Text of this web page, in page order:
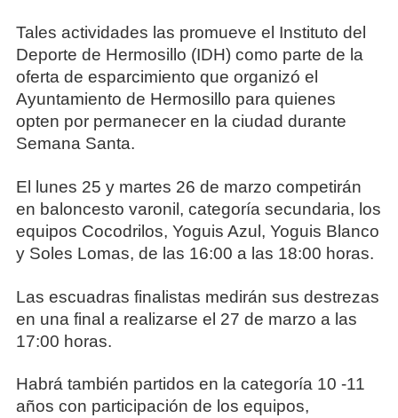
Tales actividades las promueve el Instituto del
Deporte de Hermosillo (IDH) como parte de la
oferta de esparcimiento que organizó el
Ayuntamiento de Hermosillo para quienes
opten por permanecer en la ciudad durante
Semana Santa.
El lunes 25 y martes 26 de marzo competirán
en baloncesto varonil, categoría secundaria, los
equipos Cocodrilos, Yoguis Azul, Yoguis Blanco
y Soles Lomas, de las 16:00 a las 18:00 horas.
Las escuadras finalistas medirán sus destrezas
en una final a realizarse el 27 de marzo a las
17:00 horas.
Habrá también partidos en la categoría 10 -11
años con participación de los equipos,